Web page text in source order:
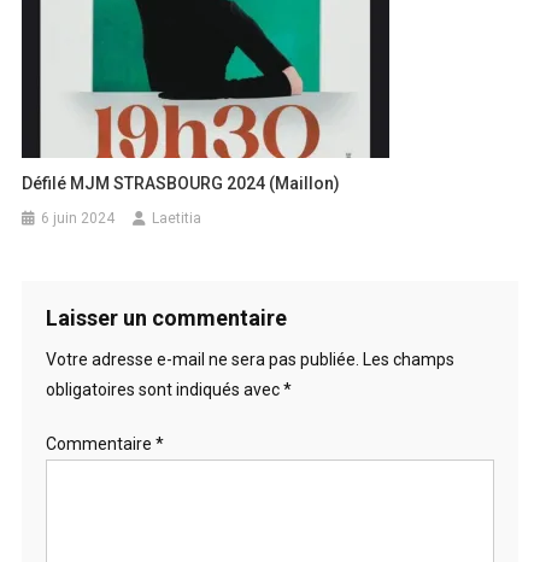
Défilé MJM STRASBOURG 2024 (Maillon)
6 juin 2024 Laetitia
Laisser un commentaire
Votre adresse e-mail ne sera pas publiée. Les champs
obligatoires sont indiqués avec*
Commentaire *